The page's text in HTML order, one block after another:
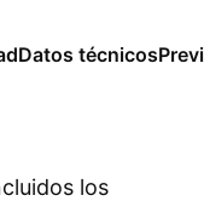
Datos técnicos
los